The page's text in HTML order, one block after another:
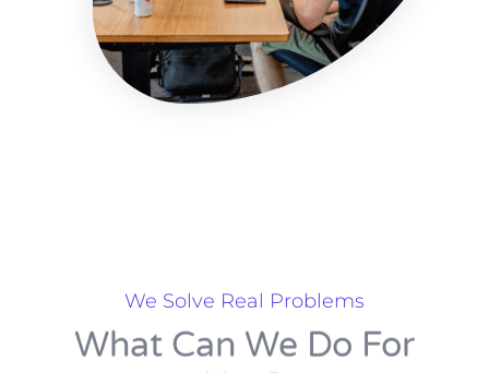
We Solve Real Problems
What Can We Do For